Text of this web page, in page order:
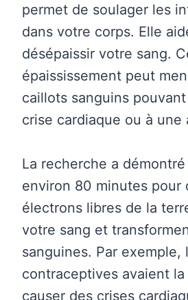
permet de soulager les
dans votre corps. Elle
désépaissir votre sang.
épaississement peut
caillots sanguins
crise cardiaque ou à une
La recherche a démontré
environ 80 minutes pour
électrons libres de la
votre sang et
sanguines. Par exemple,
contraceptives avaient
causer des crises